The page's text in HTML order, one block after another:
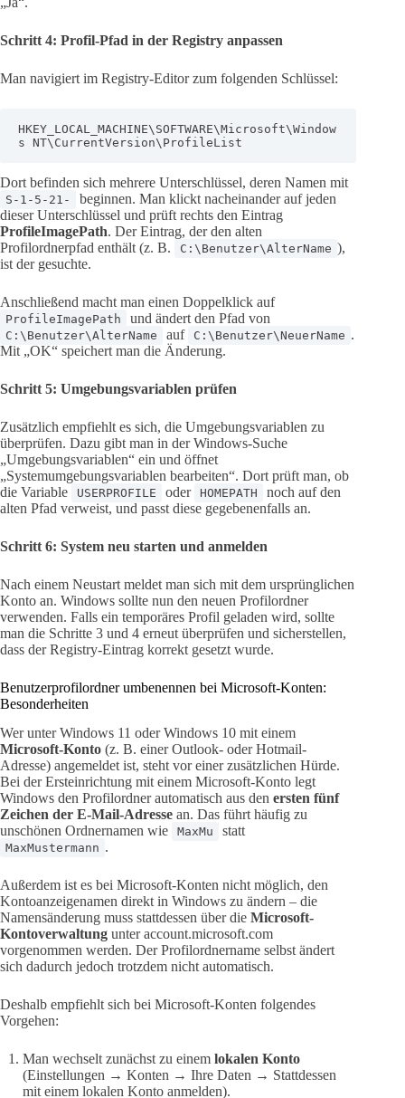
Schritt 4: Profil-Pfad in der Registry anpassen
Man navigiert im Registry-Editor zum folgenden Schlüssel:
HKEY_LOCAL_MACHINE\SOFTWARE\Microsoft\Window
s NT\CurrentVersion\ProfileList
Dort befinden sich mehrere Unterschlüssel, deren Namen mit
S-1-5-21-
beginnen. Man klickt nacheinander auf jeden
dieser Unterschlüssel und prüft rechts den Eintrag
ProfileImagePath. Der Eintrag, der den alten
Profilordnerpfad enthält (z. B.
C:\Benutzer\AlterName ),
ist der gesuchte.
Anschließend macht man einen Doppelklick auf
ProfileImagePath und ändert den Pfad von
C:\Benutzer\AlterName auf C:\Benutzer\NeuerName .
Mit „OK“ speichert man die Änderung.
Schritt 5: Umgebungsvariablen prüfen
Zusätzlich empfiehlt es sich, die Umgebungsvariablen zu
überprüfen. Dazu gibt man in der Windows-Suche
„Umgebungsvariablen“ ein und öffnet
„Systemumgebungsvariablen bearbeiten“. Dort prüft man, ob
die Variable
USERPROFILE oder HOMEPATH
noch auf den
alten Pfad verweist, und passt diese gegebenenfalls an.
Schritt 6: System neu starten und anmelden
Nach einem Neustart meldet man sich mit dem ursprünglichen
Konto an. Windows sollte nun den neuen Profilordner
verwenden. Falls ein temporäres Profil geladen wird, sollte
man die Schritte 3 und 4 erneut überprüfen und sicherstellen,
dass der Registry-Eintrag korrekt gesetzt wurde.
Benutzerprofilordner umbenennen bei Microsoft-Konten:
Besonderheiten
Wer unter Windows 11 oder Windows 10 mit einem
Microsoft-Konto (z. B. einer Outlook- oder Hotmail-
Adresse) angemeldet ist, steht vor einer zusätzlichen Hürde.
Bei der Ersteinrichtung mit einem Microsoft-Konto legt
Windows den Profilordner automatisch aus den ersten fünf
Zeichen der E-Mail-Adresse an. Das führt häufig zu
unschönen Ordnernamen wie
MaxMu statt
MaxMustermann .
Außerdem ist es bei Microsoft-Konten nicht möglich, den
Kontoanzeigenamen direkt in Windows zu ändern – die
Namensänderung muss stattdessen über die Microsoft-
Kontoverwaltung unter account.microsoft.com
vorgenommen werden. Der Profilordnername selbst ändert
sich dadurch jedoch trotzdem nicht automatisch.
Deshalb empfiehlt sich bei Microsoft-Konten folgendes
Vorgehen:
Man wechselt zunächst zu einem lokalen Konto
(Einstellungen → Konten → Ihre Daten → Stattdessen
mit einem lokalen Konto anmelden).